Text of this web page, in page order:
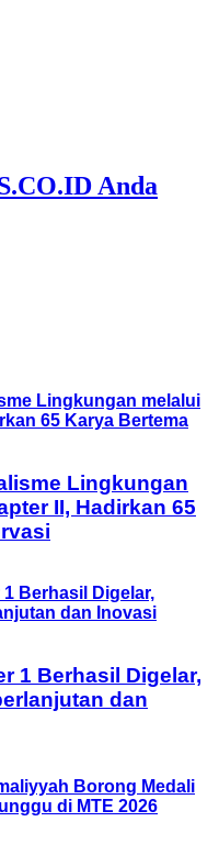
Anda
Lingkungan
II, Hadirkan 65
1 Berhasil Digelar,
dan